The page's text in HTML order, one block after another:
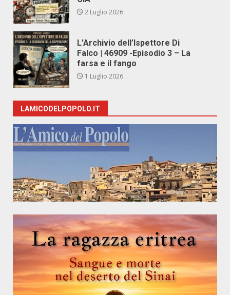
2 Luglio 2026
L’Archivio dell’Ispettore Di
Falco | 46909 -Episodio 3 – La
farsa e il fango
1 Luglio 2026
LAMICODELPOPOLO.IT